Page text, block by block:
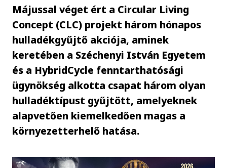
Májussal véget ért a Circular Living
Concept (CLC) projekt három hónapos
hulladékgyűjtő akciója, aminek
keretében a Széchenyi István Egyetem
és a HybridCycle fenntarthatósági
ügynökség alkotta csapat három olyan
hulladéktípust gyűjtött, amelyeknek
alapvetően kiemelkedően magas a
környezetterhelő hatása.